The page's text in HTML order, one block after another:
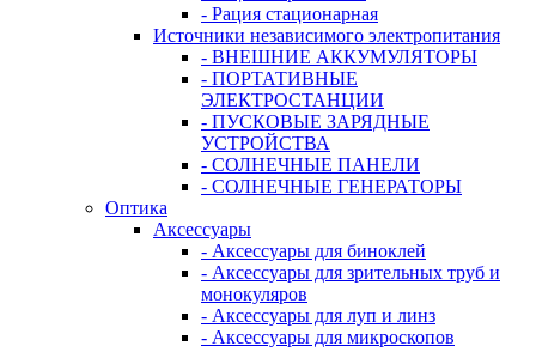
- Рация стационарная
Источники независимого электропитания
- ВНЕШНИЕ АККУМУЛЯТОРЫ
- ПОРТАТИВНЫЕ
ЭЛЕКТРОСТАНЦИИ
- ПУСКОВЫЕ ЗАРЯДНЫЕ
УСТРОЙСТВА
- СОЛНЕЧНЫЕ ПАНЕЛИ
- СОЛНЕЧНЫЕ ГЕНЕРАТОРЫ
Оптика
Аксессуары
- Аксессуары для биноклей
- Аксессуары для зрительных труб и
монокуляров
- Аксессуары для луп и линз
- Аксессуары для микроскопов